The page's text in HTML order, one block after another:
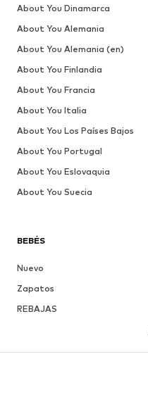
BEBÉS
Nuevo
Zapatos
REBAJAS
About You Dinamarca
About You Alemania
About You Alemania (en)
About You Finlandia
About You Francia
About You Italia
About You Los Países Bajos
About You Portugal
About You Eslovaquia
About You Suecia